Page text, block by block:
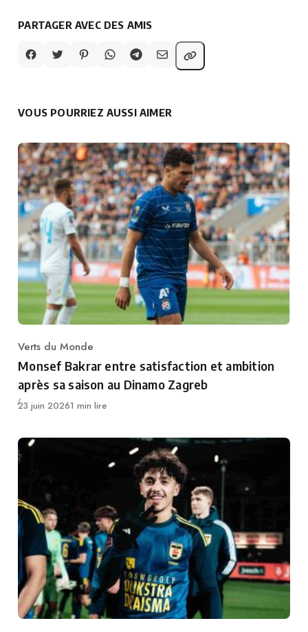
PARTAGER AVEC DES AMIS
VOUS POURRIEZ AUSSI AIMER
Category
Verts du Monde
Monsef Bakrar entre satisfaction et ambition
après sa saison au Dinamo Zagreb
Publié
23 juin 20261 min lire